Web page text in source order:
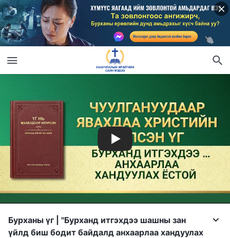
Бурханы үг | "Бурханд итгэхдээ шашны зан
үйлд биш бодит байдалд анхаарлаа хандуулах